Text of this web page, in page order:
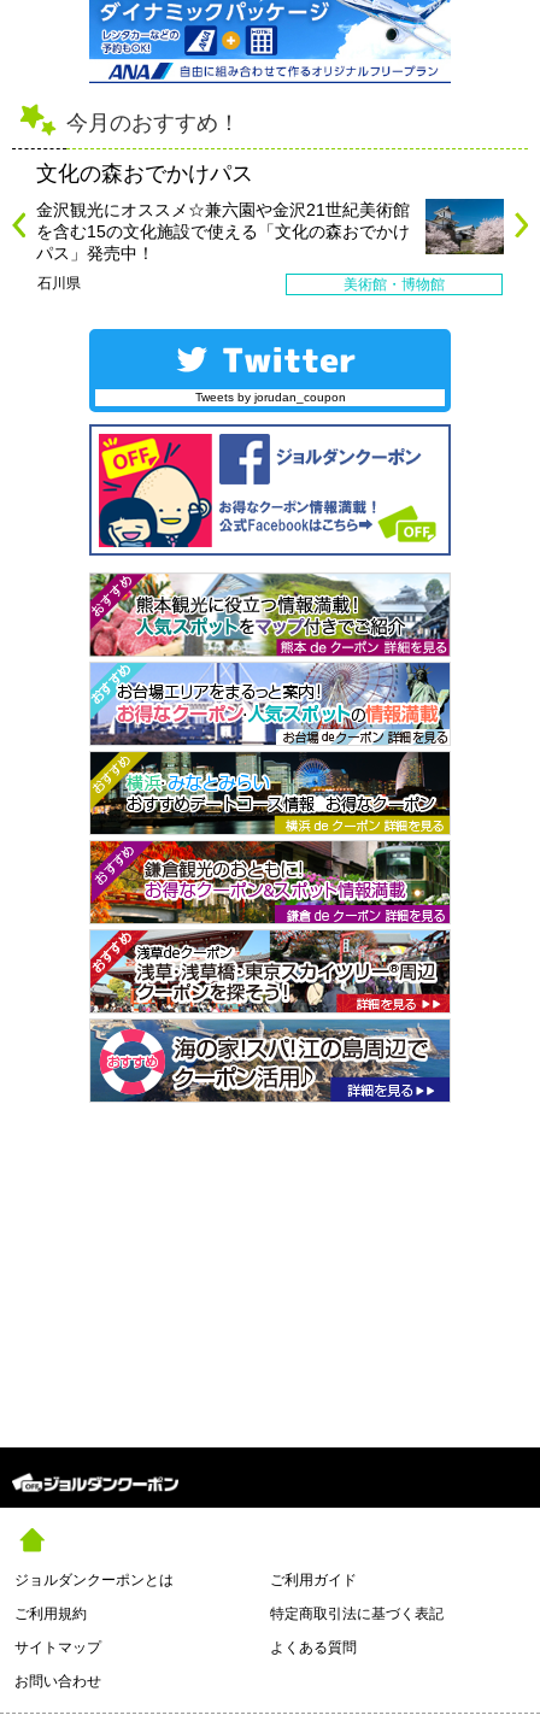
今月のおすすめ！
文化の森おでかけパス
金沢観光にオススメ☆兼六園や金沢21世紀美術館
を含む15の文化施設で使える「文化の森おでかけ
パス」発売中！
石川県 美術館・博物館
Tweets by jorudan_coupon
ジョルダンクーポンとは
ご利用ガイド
ご利用規約
特定商取引法に基づく表記
サイトマップ
よくある質問
お問い合わせ